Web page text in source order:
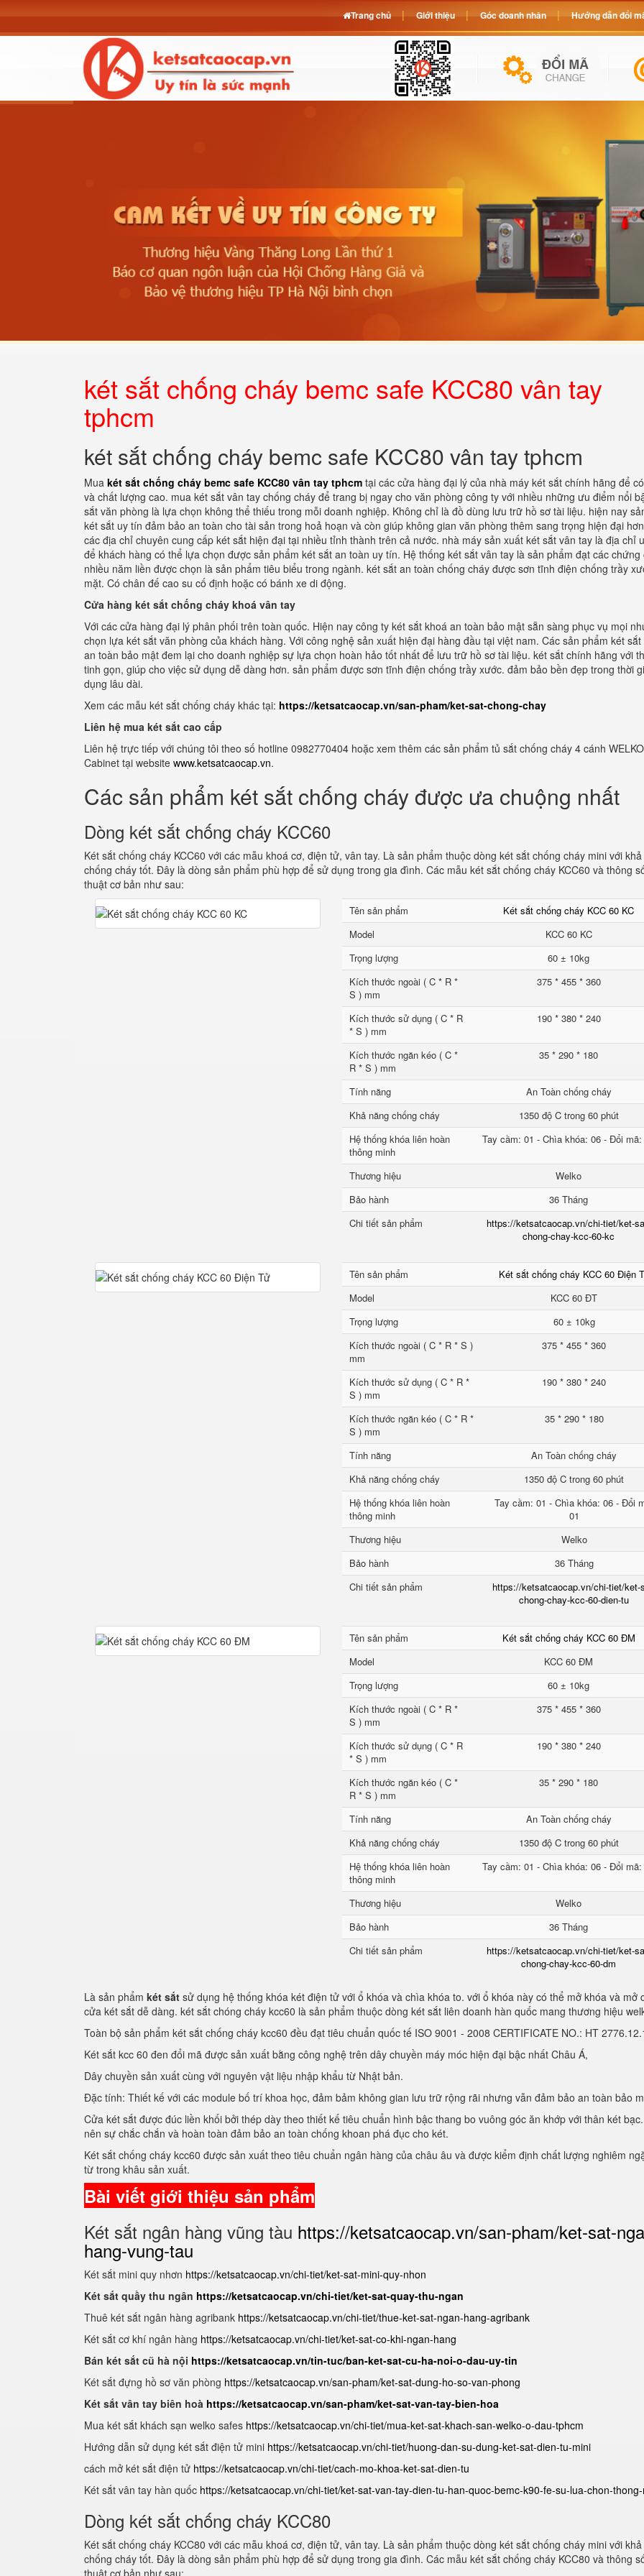
két sắt chống cháy bemc safe KCC80 vân tay
tphcm
két sắt chống cháy bemc safe KCC80 vân tay tphcm
Mua két sắt chống cháy bemc safe KCC80 vân tay tphcm tại các cửa hàng đại lý của nhà máy két sắt chính hãng để
và chất lượng cao. mua két sắt vân tay chống cháy để trang bị ngay cho văn phòng công ty với nhiều những ưu điểm nổi
sắt văn phòng là lựa chọn không thể thiếu trong mỗi doanh nghiệp. Không chỉ là đồ dùng lưu trữ hồ sơ tài liệu. hiện nay
két sắt uy tín đảm bảo an toàn cho tài sản trong hoả hoạn và còn giúp không gian văn phòng thêm sang trọng hiện đại
các địa chỉ chuyên cung cấp két sắt hiện đại tại nhiều tỉnh thành trên cả nước. nhà máy sản xuất két sắt vân tay là địa chỉ
để khách hàng có thể lựa chọn được sản phẩm két sắt an toàn uy tín. Hệ thống két sắt vân tay là sản phẩm đạt các chứng
nhiều năm liền được chọn là sản phẩm tiêu biểu trong ngành. két sắt an toàn chống cháy được sơn tĩnh điện chống trầy
mặt. Có chân đế cao su cố định hoặc có bánh xe di động.
Cửa hàng két sắt chống cháy khoá vân tay
Với các cửa hàng đại lý phân phối trên toàn quốc. Hiện nay công ty két sắt khoá an toàn bảo mật sẵn sàng phục vụ mọi
chọn lựa két sắt văn phòng của khách hàng. Với công nghệ sản xuất hiện đại hàng đầu tại việt nam. Các sản phẩm két sắt
an toàn bảo mật đem lại cho doanh nghiệp sự lựa chọn hoàn hảo tốt nhất để lưu trữ hồ sơ tài liệu. két sắt chính hãng với
tinh gọn, giúp cho việc sử dụng dễ dàng hơn. sản phẩm được sơn tĩnh điện chống trầy xước. đảm bảo bền đẹp trong thời
dụng lâu dài.
Xem các mẫu két sắt chống cháy khác tại: https://ketsatcaocap.vn/san-pham/ket-sat-chong-chay
Liên hệ mua két sắt cao cấp
Liên hệ trực tiếp với chúng tôi theo số hotline 0982770404 hoặc xem thêm các sản phẩm tủ sắt chống cháy 4 cánh
Cabinet tại website www.ketsatcaocap.vn.
Các sản phẩm két sắt chống cháy được ưa chuộng nhất
Dòng két sắt chống cháy KCC60
Két sắt chống cháy KCC60 với các mẫu khoá cơ, điện tử, vân tay. Là sản phẩm thuộc dòng két sắt chống cháy mini với
chống cháy tốt. Đây là dòng sản phẩm phù hợp để sử dụng trong gia đình. Các mẫu két sắt chống cháy KCC60 và thông
thuật cơ bản như sau:
Tên sản phẩm
Két sắt chống cháy KCC 60 KC
Model
KCC 60 KC
Trọng lượng
60 ± 10kg
Kích thước ngoài ( C * R *
S ) mm
375 * 455 * 360
Kích thước sử dụng ( C * R
* S ) mm
190 * 380 * 240
Kích thước ngăn kéo ( C *
R * S ) mm
35 * 290 * 180
Tính năng
An Toàn chống cháy
Khả năng chống cháy
1350 độ C trong 60 phút
Hệ thống khóa liên hoàn
thông minh
Tay cầm: 01 - Chìa khóa: 06 - Đổi
Thương hiệu
Welko
Bảo hành
36 Tháng
Chi tiết sản phẩm
https://ketsatcaocap.vn/chi-tiet/ket-
chong-chay-kcc-60-kc
Tên sản phẩm
Két sắt chống cháy KCC 60 Điện
Model
KCC 60 ĐT
Trọng lượng
60 ± 10kg
Kích thước ngoài ( C * R * S )
mm
375 * 455 * 360
Kích thước sử dụng ( C * R *
S ) mm
190 * 380 * 240
Kích thước ngăn kéo ( C * R *
S ) mm
35 * 290 * 180
Tính năng
An Toàn chống cháy
Khả năng chống cháy
1350 độ C trong 60 phút
Hệ thống khóa liên hoàn
thông minh
Tay cầm: 01 - Chìa khóa: 06 - Đổi
01
Thương hiệu
Welko
Bảo hành
36 Tháng
Chi tiết sản phẩm
https://ketsatcaocap.vn/chi-tiet/ket-
chong-chay-kcc-60-dien-tu
Tên sản phẩm
Két sắt chống cháy KCC 60 ĐM
Model
KCC 60 ĐM
Trọng lượng
60 ± 10kg
Kích thước ngoài ( C * R *
S ) mm
375 * 455 * 360
Kích thước sử dụng ( C * R
* S ) mm
190 * 380 * 240
Kích thước ngăn kéo ( C *
R * S ) mm
35 * 290 * 180
Tính năng
An Toàn chống cháy
Khả năng chống cháy
1350 độ C trong 60 phút
Hệ thống khóa liên hoàn
thông minh
Tay cầm: 01 - Chìa khóa: 06 - Đổi
Thương hiệu
Welko
Bảo hành
36 Tháng
Chi tiết sản phẩm
https://ketsatcaocap.vn/chi-tiet/ket-
chong-chay-kcc-60-dm
Là sản phẩm két sắt sử dụng hệ thống khóa két điện tử với ổ khóa và chìa khóa to. với ổ khóa này có thể mở khóa và mở
cửa két sắt dễ dàng. két sắt chóng cháy kcc60 là sản phẩm thuộc dòng két sắt liên doanh hàn quốc mang thương hiệu
Toàn bộ sản phẩm két sắt chống cháy kcc60 đều đạt tiêu chuẩn quốc tế ISO 9001 - 2008 CERTIFICATE NO.: HT
Két sắt kcc 60 đen đổi mã được sản xuất bằng công nghệ trên dây chuyền máy móc hiện đại bậc nhất Châu Á,
Dây chuyền sản xuất cùng với nguyên vật liệu nhập khẩu từ Nhật bản.
Đặc tính: Thiết kế với các module bố trí khoa học, đảm bảm không gian lưu trữ rộng rãi nhưng vẫn đảm bảo an toàn bảo
Cửa két sắt được đúc liền khối bởi thép dày theo thiết kế tiêu chuẩn hình bậc thang bo vuông góc ăn khớp với thân két
nên sự chắc chắn và hoàn toàn đảm bảo an toàn chống khoan phá đục cho két.
Két sắt chống cháy kcc60 được sản xuất theo tiêu chuẩn ngân hàng của châu âu và được kiểm định chất lượng nghiêm
từ trong khâu sản xuất.
Bài viết giới thiệu sản phẩm
Két sắt ngân hàng vũng tàu https://ketsatcaocap.vn/san-pham/ket-sat-
hang-vung-tau
Két sắt mini quy nhơn https://ketsatcaocap.vn/chi-tiet/ket-sat-mini-quy-nhon
Két sắt quầy thu ngân https://ketsatcaocap.vn/chi-tiet/ket-sat-quay-thu-ngan
Thuê két sắt ngân hàng agribank https://ketsatcaocap.vn/chi-tiet/thue-ket-sat-ngan-hang-agribank
Két sắt cơ khí ngân hàng https://ketsatcaocap.vn/chi-tiet/ket-sat-co-khi-ngan-hang
Bán két sắt cũ hà nội https://ketsatcaocap.vn/tin-tuc/ban-ket-sat-cu-ha-noi-o-dau-uy-tin
Két sắt đựng hồ sơ văn phòng https://ketsatcaocap.vn/san-pham/ket-sat-dung-ho-so-van-phong
Két sắt vân tay biên hoà https://ketsatcaocap.vn/san-pham/ket-sat-van-tay-bien-hoa
Mua két sắt khách sạn welko safes https://ketsatcaocap.vn/chi-tiet/mua-ket-sat-khach-san-welko-o-dau-tphcm
Hướng dẫn sử dụng két sắt điện tử mini https://ketsatcaocap.vn/chi-tiet/huong-dan-su-dung-ket-sat-dien-tu-mini
cách mở két sắt điện tử https://ketsatcaocap.vn/chi-tiet/cach-mo-khoa-ket-sat-dien-tu
Két sắt vân tay hàn quốc https://ketsatcaocap.vn/chi-tiet/ket-sat-van-tay-dien-tu-han-quoc-bemc-k90-fe-su-lua-chon-
Dòng két sắt chống cháy KCC80
Két sắt chống cháy KCC80 với các mẫu khoá cơ, điện tử, vân tay. Là sản phẩm thuộc dòng két sắt chống cháy mini với
chống cháy tốt. Đây là dòng sản phẩm phù hợp để sử dụng trong gia đình. Các mẫu két sắt chống cháy KCC80 và thông
thuật cơ bản như sau:
Trang chủ Giới thiệu Góc doanh nhân Hướng dẫn đổi